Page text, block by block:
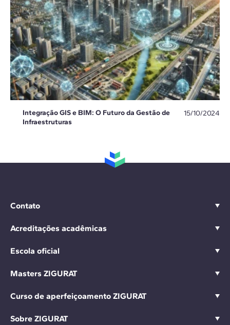
Integração GIS e BIM: O Futuro da Gestão de
Infraestruturas
15/10/2024
Contato
Acreditações acadêmicas
Escola oficial
Masters ZIGURAT
Curso de aperfeiçoamento ZIGURAT
Sobre ZIGURAT